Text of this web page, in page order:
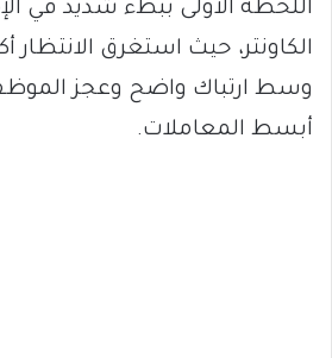
اللحظة الأولى ببطء شديد في
الكاونتر، حيث استغرق
وسط ارتباك واضح وعجز
أبسط المعاملات.